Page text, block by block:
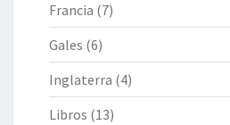
Francia (7)
Gales (6)
Inglaterra (4)
Libros (13)